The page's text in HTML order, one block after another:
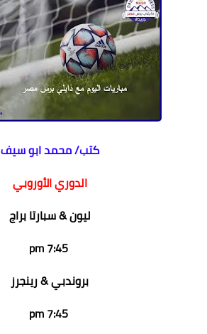
كتب/ محمد ابو سيف
الدوري الأوروبي
ليون & سبارتا براج
7:45 pm
بروندبي & رينجرز
7:45 pm